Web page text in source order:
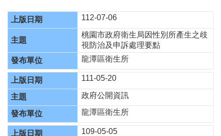
進
階
搜
尋
認
識
我
們
112-07-06
桃園市政府衛生局因性別所產生之歧
視防治及申訴處理要點
龍潭區衛生所
111-05-20
政府公開資訊
龍潭區衛生所
109-05-05